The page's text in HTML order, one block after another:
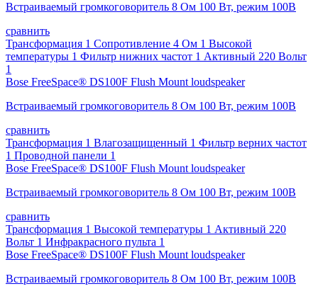
Встраиваемый громкоговоритель 8 Ом 100 Вт, режим 100В
сравнить
Трансформация 1 Сопротивление 4 Ом 1 Высокой
температуры 1 Фильтр нижних частот 1 Активный 220 Вольт
1
Bose FreeSpace® DS100F Flush Mount loudspeaker
Встраиваемый громкоговоритель 8 Ом 100 Вт, режим 100В
сравнить
Трансформация 1 Влагозащищенный 1 Фильтр верних частот
1 Проводной панели 1
Bose FreeSpace® DS100F Flush Mount loudspeaker
Встраиваемый громкоговоритель 8 Ом 100 Вт, режим 100В
сравнить
Трансформация 1 Высокой температуры 1 Активный 220
Вольт 1 Инфракрасного пульта 1
Bose FreeSpace® DS100F Flush Mount loudspeaker
Встраиваемый громкоговоритель 8 Ом 100 Вт, режим 100В